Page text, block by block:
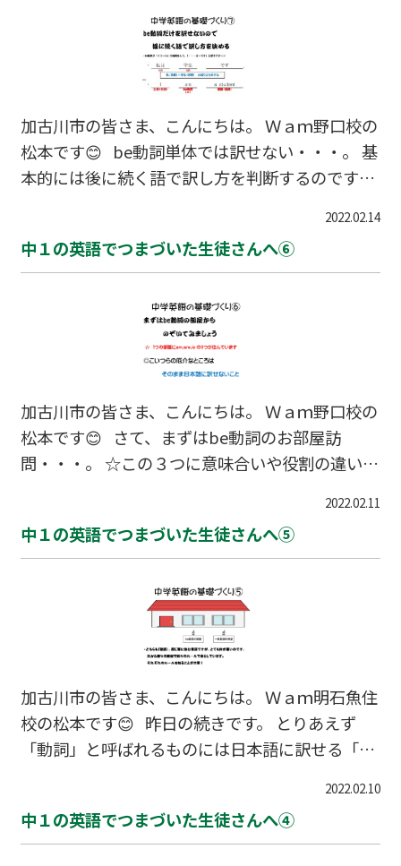
加古川市の皆さま、こんにちは。 Ｗａｍ野口校の
松本です😊 be動詞単体では訳せない・・・。 基
本的には後に続く語で訳し方を判断するのです。
2022.02.14
中１の英語でつまづいた生徒さんへ⑥
加古川市の皆さま、こんにちは。 Ｗａｍ野口校の
松本です😊 さて、まずはbe動詞のお部屋訪
問・・・。 ☆この３つに意味合いや役割の違いは
て、それぞれの出番が決まってくるんですね～。
2022.02.11
中１の英語でつまづいた生徒さんへ⑤
加古川市の皆さま、こんにちは。 Ｗａｍ明石魚住
校の松本です😊 昨日の続きです。 とりあえず
「動詞」と呼ばれるものには日本語に訳せる「一
す。 今後、「文法」と呼ばれる英語のルールにつ
いて話していきますが、 「英語のルール」でくく
2022.02.10
中１の英語でつまづいた生徒さんへ④